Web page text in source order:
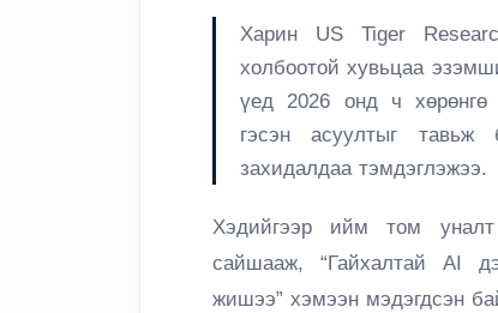
Харин US Tiger
холбоотой хувьцаа
үед 2026 онд ч хөрөнгө
гэсэн асуултыг тавьж
захидалдаа тэмдэглэжээ.
Хэдийгээр ийм том
сайшааж, “Гайхалтай AI
жишээ” хэмээн мэдэгдсэн